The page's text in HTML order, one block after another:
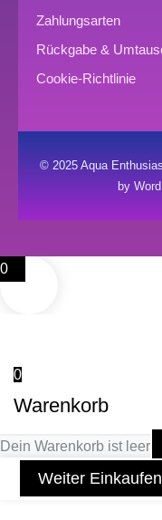
Zahlungsarten
Rückgabe &
Cookie-Richtlinie
© 2025 Aqua
by
0
0
Warenkorb
Dein Warenkorb ist leer
Weiter Einkaufen